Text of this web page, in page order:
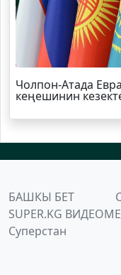
Чолпон-Атада
кеңешинин
БАШКЫ БЕТ
SUPER.KG ВИДЕО
Суперстан